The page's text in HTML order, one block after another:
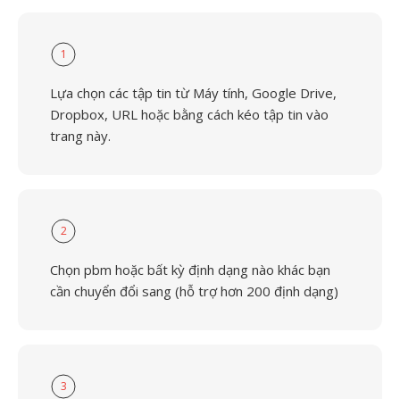
1
Lựa chọn các tập tin từ Máy tính, Google Drive,
Dropbox, URL hoặc bằng cách kéo tập tin vào
trang này.
2
Chọn pbm hoặc bất kỳ định dạng nào khác bạn
cần chuyển đổi sang (hỗ trợ hơn 200 định dạng)
3